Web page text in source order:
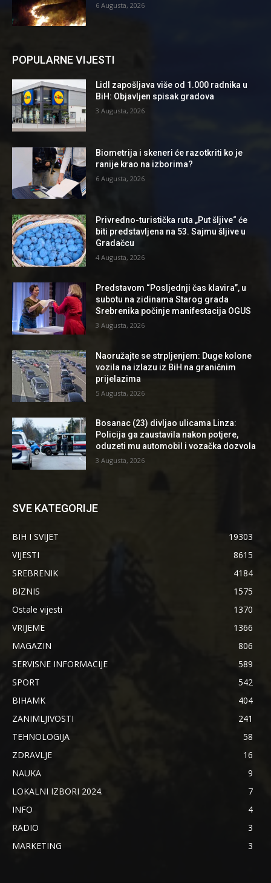
6 Augusta, 2026
POPULARNE VIJESTI
Lidl zapošljava više od 1.000 radnika u
BiH: Objavljen spisak gradova
3 Augusta, 2026
Biometrija i skeneri će razotkriti ko je
ranije krao na izborima?
6 Augusta, 2026
Privredno-turistička ruta „Put šljive“ će
biti predstavljena na 53. Sajmu šljive u
Gradačcu
4 Augusta, 2026
Predstavom “Posljednji čas klavira”, u
subotu na zidinama Starog grada
Srebrenika počinje manifestacija OGUS
3 Augusta, 2026
Naoružajte se strpljenjem: Duge kolone
vozila na izlazu iz BiH na graničnim
prijelazima
5 Augusta, 2026
Bosanac (23) divljao ulicama Linza:
Policija ga zaustavila nakon potjere,
oduzeti mu automobil i vozačka dozvola
3 Augusta, 2026
SVE KATEGORIJE
BIH I SVIJET
19303
VIJESTI
8615
SREBRENIK
4184
BIZNIS
1575
Ostale vijesti
1370
VRIJEME
1366
MAGAZIN
806
SERVISNE INFORMACIJE
589
SPORT
542
BIHAMK
404
ZANIMLJIVOSTI
241
TEHNOLOGIJA
58
ZDRAVLJE
16
NAUKA
9
LOKALNI IZBORI 2024.
7
INFO
4
RADIO
3
MARKETING
3